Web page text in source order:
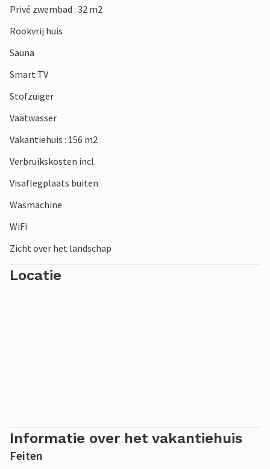
Privé zwembad : 32 m2
Rookvrij huis
Sauna
Smart TV
Stofzuiger
Vaatwasser
Vakantiehuis : 156 m2
Verbruikskosten incl.
Visaflegplaats buiten
Wasmachine
WiFi
Zicht over het landschap
Locatie
Informatie over het vakantiehuis
Feiten